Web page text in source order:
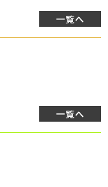
一覧へ
一覧へ